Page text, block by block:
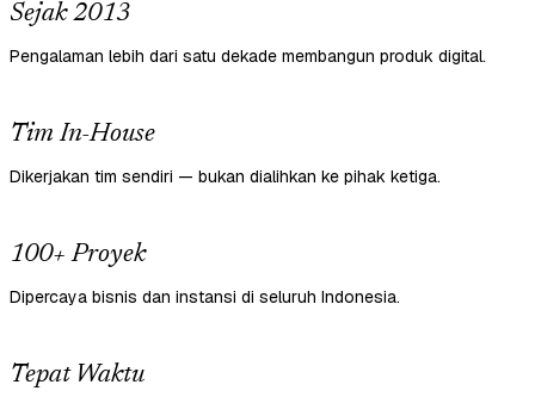
Sejak 2013
Pengalaman lebih dari satu dekade membangun produk digital.
Tim In-House
Dikerjakan tim sendiri — bukan dialihkan ke pihak ketiga.
100+ Proyek
Dipercaya bisnis dan instansi di seluruh Indonesia.
Tepat Waktu